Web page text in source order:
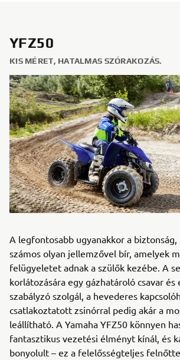
YFZ50
KIS MÉRET, HATALMAS SZÓRAKOZÁS.
A legfontosabb ugyanakkor a biztonság,
számos olyan jellemzővel bír, amelyek
felügyeletet adnak a szülők kezébe. A
korlátozására egy gázhatároló csavar
szabályzó szolgál, a hevederes
csatlakoztatott zsinórral pedig akár a
leállítható. A Yamaha YFZ50 könnyen
fantasztikus vezetési élményt kínál, és
bonyolult – ez a felelősségteljes